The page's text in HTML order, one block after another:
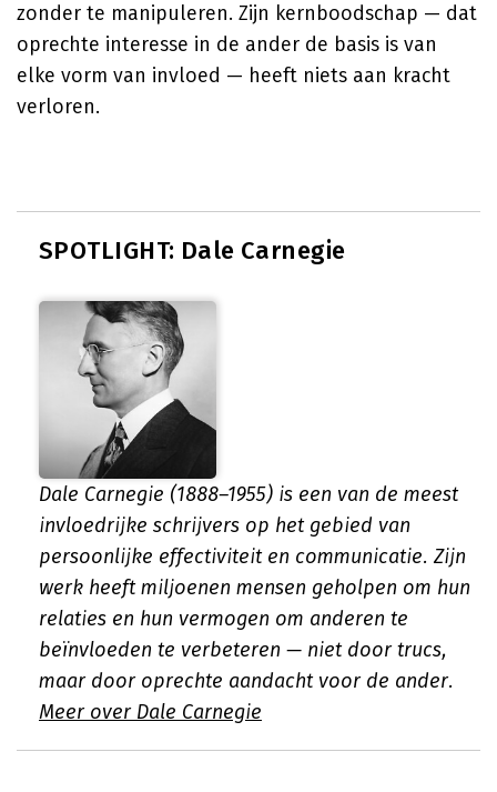
zonder te manipuleren. Zijn kernboodschap — dat
oprechte interesse in de ander de basis is van
elke vorm van invloed — heeft niets aan kracht
verloren.
SPOTLIGHT: Dale Carnegie
Dale Carnegie (1888–1955) is een van de meest
invloedrijke schrijvers op het gebied van
persoonlijke effectiviteit en communicatie. Zijn
werk heeft miljoenen mensen geholpen om hun
relaties en hun vermogen om anderen te
beïnvloeden te verbeteren — niet door trucs,
maar door oprechte aandacht voor de ander.
Meer over Dale Carnegie